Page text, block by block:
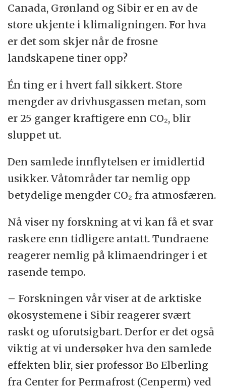
Canada, Grønland og Sibir er en av de
store ukjente i klimaligningen. For hva
er det som skjer når de frosne
landskapene tiner opp?
Én ting er i hvert fall sikkert. Store
mengder av drivhusgassen metan, som
er 25 ganger kraftigere enn CO₂, blir
sluppet ut.
Den samlede innflytelsen er imidlertid
usikker. Våtområder tar nemlig opp
betydelige mengder CO₂ fra atmosfæren.
Nå viser ny forskning at vi kan få et svar
raskere enn tidligere antatt. Tundraene
reagerer nemlig på klimaendringer i et
rasende tempo.
– Forskningen vår viser at de arktiske
økosystemene i Sibir reagerer svært
raskt og uforutsigbart. Derfor er det også
viktig at vi undersøker hva den samlede
effekten blir, sier professor Bo Elberling
fra Center for Permafrost (Cenperm) ved